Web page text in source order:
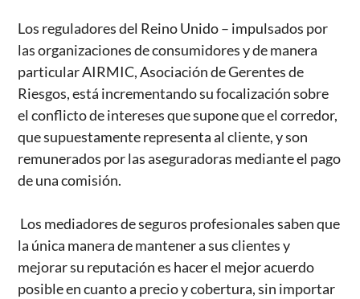
Los reguladores del Reino Unido – impulsados por
las organizaciones de consumidores y de manera
particular AIRMIC, Asociación de Gerentes de
Riesgos, está incrementando su focalización sobre
el conflicto de intereses que supone que el corredor,
que supuestamente representa al cliente, y son
remunerados por las aseguradoras mediante el pago
de una comisión.
Los mediadores de seguros profesionales saben que
la única manera de mantener a sus clientes y
mejorar su reputación es hacer el mejor acuerdo
posible en cuanto a precio y cobertura, sin importar